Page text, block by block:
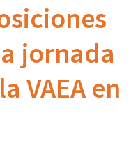
jornada
VAEA en